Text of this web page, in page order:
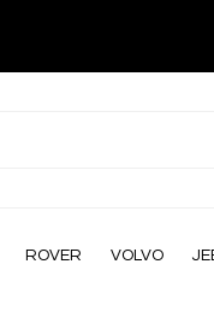
ROVER VOLVO